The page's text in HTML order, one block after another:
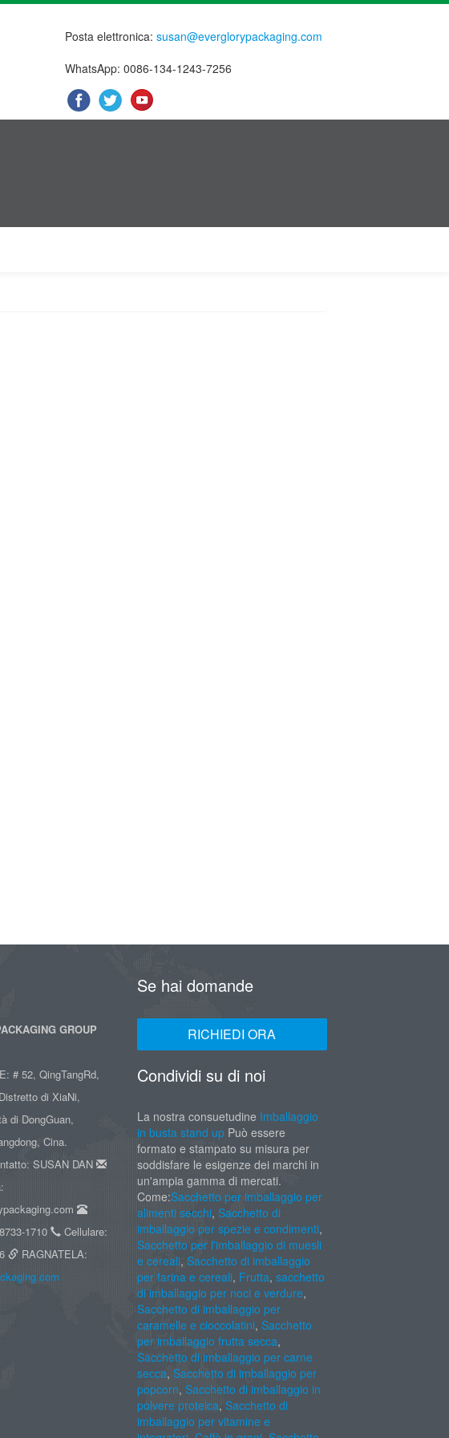
Posta elettronica:susan@everglorypackaging.com
WhatsApp: 0086-134-1243-7256
GROUP
# 52, QingTangRd,
di XiaNi,
di DongGuan,
Cina.
SUSAN DAN
1710
Cellulare:
RAGNATELA:
Se hai domande
RICHIEDI ORA
Condividi su di noi
La nostra consuetudine Imballaggio
in busta stand upPuò essere
formato e stampato su misura per
soddisfare le esigenze dei marchi in
un'ampia gamma di mercati.
Come:Sacchetto per imballaggio per
alimenti secchi, Sacchetto di
imballaggio per spezie e condimenti,
Sacchetto per l'imballaggio di muesli
e cereali, Sacchetto di imballaggio
per farina e cereali, Frutta, sacchetto
di imballaggio per noci e verdure,
Sacchetto di imballaggio per
caramelle e cioccolatini, Sacchetto
per imballaggio frutta secca,
Sacchetto di imballaggio per carne
secca, Sacchetto di imballaggio per
popcorn, Sacchetto di imballaggio in
polvere proteica, Sacchetto di
imballaggio per vitamine e